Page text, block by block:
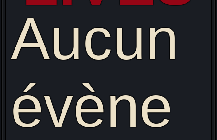
Aucun
évène